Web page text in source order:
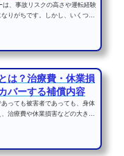
は、事故リスクの高さや運転経験
りがちです。しかし、いくつか
は？治療費・休業損
バーする補償内容
っても被害者であっても、身体
治療費や休業損害などの大きな